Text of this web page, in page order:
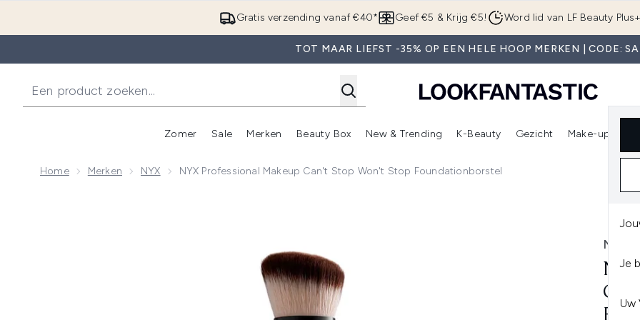
Overslaan naar de hoofdinhoud
Gratis verzending vanaf €40* Geef €5 & Krijg €5! Word lid van LF Beauty Plus+
TOT MAAR LIEFST -35% OP EEN HELE HOOP MERKEN | CODE:
Je
Uw
Zomer
Enter submenu (Zomer)
Sale
Enter submenu (Sale)
Merken
Enter submenu (Merken)
Beauty Box
Enter submenu (Beauty Box)
New & Trending
Enter submenu (New & Trending)
K-Beauty
Enter submenu (K-Beauty)
Gezicht Make-up
Home Merken NYX NYX Professional Makeup Can't Stop Won't Stop Foundationborstel
NYX